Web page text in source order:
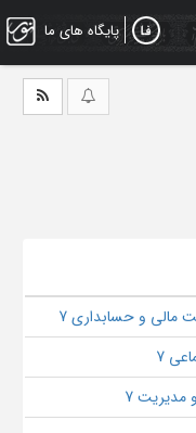
پایگاه های ما
مالی و حسابداری 7
7
مدیریت 7